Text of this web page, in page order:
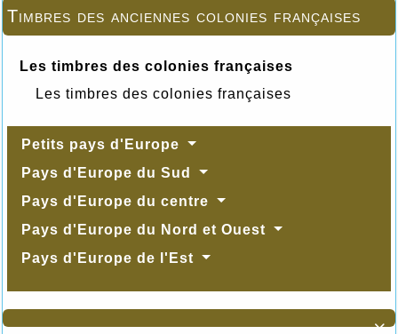
Timbres des anciennes colonies françaises
Les timbres des colonies françaises
Les timbres des colonies françaises
Petits pays d'Europe
Pays d'Europe du Sud
Pays d'Europe du centre
Pays d'Europe du Nord et Ouest
Pays d'Europe de l'Est
